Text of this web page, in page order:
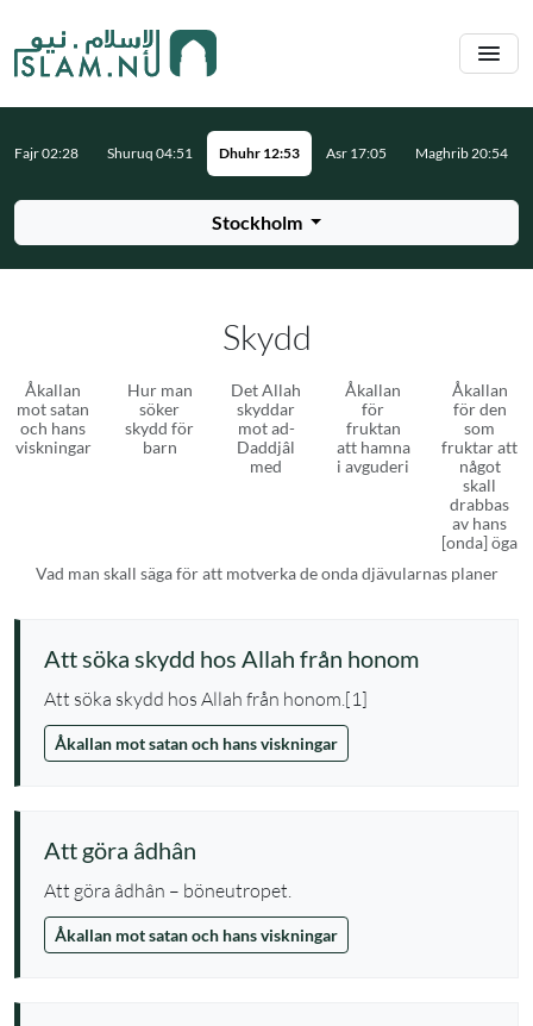
Stockholm
Fajr 02:28 Shuruq 04:51 Dhuhr 12:53 Asr 17:05 Maghrib 20:54
Skydd
Åkallan
mot satan
och hans
viskningar
Hur man
söker
skydd för
barn
Det Allah
skyddar
mot ad-
Daddjâl
med
Åkallan
för
fruktan
att hamna
i avguderi
Åkallan
för den
som
fruktar att
något
skall
drabbas
av hans
[onda] öga
Vad man skall säga för att motverka de onda djävularnas planer
Att söka skydd hos Allah från honom
Att söka skydd hos Allah från honom.[1]
Åkallan mot satan och hans viskningar
Att göra âdhân
Att göra âdhân – böneutropet.
Åkallan mot satan och hans viskningar